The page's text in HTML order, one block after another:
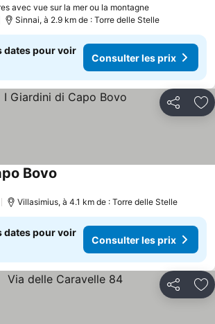
avec vue sur la mer ou la montagne
Sinnai, à 2.9 km de : Torre delle Stelle
dates pour voir
Consulter les prix
Partager
Bovo
Villasimius, à 4.1 km de : Torre delle Stelle
dates pour voir
Consulter les prix
Partager